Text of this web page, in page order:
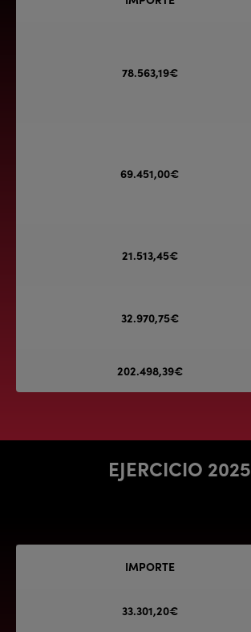
78.563,19€
69.451,00€
21.513,45€
32.970,75€
202.498,39€
EJERCICIO 2025
IMPORTE
33.301,20€